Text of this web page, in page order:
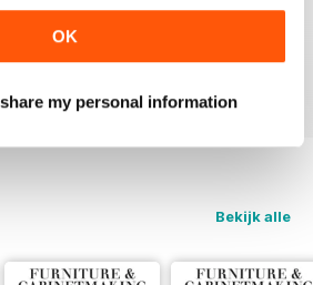
OK
my personal information
Beoordeeld op 26 juli 2019
Bekijk alle